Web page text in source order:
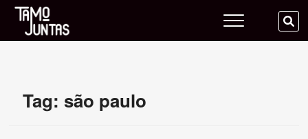
Skip
content
…
Tag: são paulo